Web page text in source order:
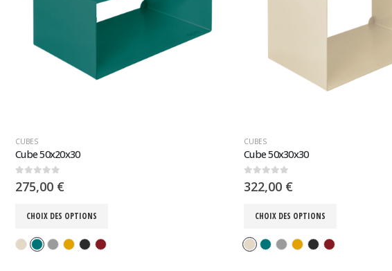
CUBES
Cube 50x20x30
0sur 5
275,00 €
CHOIX DES OPTIONS
CUBES
Cube 50x30x30
0sur 5
322,00 €
CHOIX DES OPTIONS